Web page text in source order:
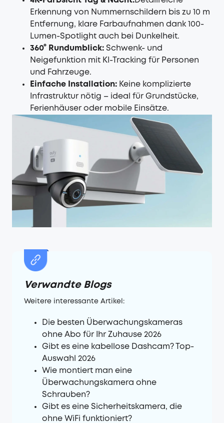
Erkennung von Nummernschildern bis zu 10 m
Entfernung, klare Farbaufnahmen dank 100-
Lumen-Spotlight auch bei Dunkelheit.
360° Rundumblick: Schwenk- und
Neigefunktion mit KI-Tracking für Personen
und Fahrzeuge.
Einfache Installation: Keine komplizierte
Infrastruktur nötig – ideal für Grundstücke,
Ferienhäuser oder mobile Einsätze.
Verwandte Blogs
Weitere interessante Artikel:
Die besten Überwachungskameras
ohne Abo für Ihr Zuhause 2026
Gibt es eine kabellose Dashcam? Top-
Auswahl 2026
Wie montiert man eine
Überwachungskamera ohne
Schrauben?
Gibt es eine Sicherheitskamera, die
ohne WiFi funktioniert?